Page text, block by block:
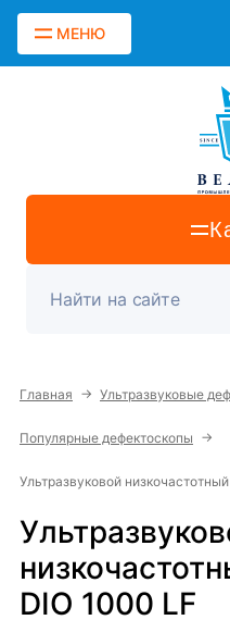
МЕНЮ
Главная → Ультразвуковые
Популярные дефектоскопы →
Ультразвуковой
DIO 1000 LF